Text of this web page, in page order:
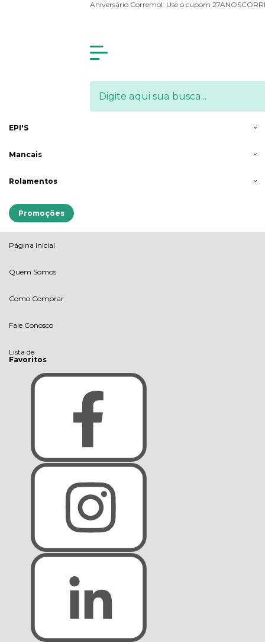
Acesse sua conta e pedidos
Mensageiras
EPI'S
Mancais
Rolamentos
Promoções
Página Inicial
Quem Somos
Como Comprar
Fale Conosco
Lista de
Favoritos
Aniversário Corremol: Use o cupom